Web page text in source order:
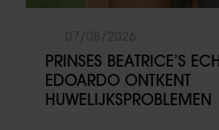
PRINSES BEATRICE’S
EDOARDO ONTKENT
HUWELIJKSPROBLEMEN